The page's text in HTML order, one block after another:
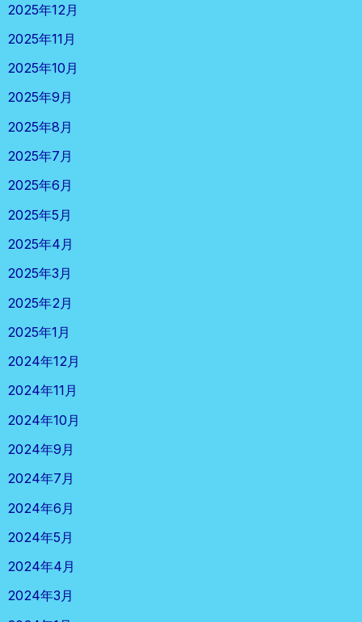
2025年12月
2025年11月
2025年10月
2025年9月
2025年8月
2025年7月
2025年6月
2025年5月
2025年4月
2025年3月
2025年2月
2025年1月
2024年12月
2024年11月
2024年10月
2024年9月
2024年7月
2024年6月
2024年5月
2024年4月
2024年3月